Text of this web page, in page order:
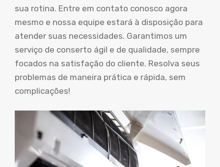
sua rotina. Entre em contato conosco agora
mesmo e nossa equipe estará à disposição para
atender suas necessidades. Garantimos um
serviço de conserto ágil e de qualidade, sempre
focados na satisfação do cliente. Resolva seus
problemas de maneira prática e rápida, sem
complicações!